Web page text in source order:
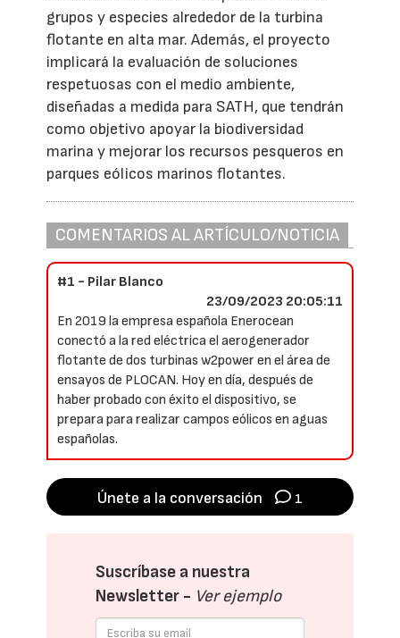
grupos y especies alrededor de la turbina
flotante en alta mar. Además, el proyecto
implicará la evaluación de soluciones
respetuosas con el medio ambiente,
diseñadas a medida para SATH, que tendrán
como objetivo apoyar la biodiversidad
marina y mejorar los recursos pesqueros en
parques eólicos marinos flotantes.
COMENTARIOS AL ARTÍCULO/NOTICIA
#1 - Pilar Blanco
23/09/2023 20:05:11
En 2019 la empresa española Enerocean
conectó a la red eléctrica el aerogenerador
flotante de dos turbinas w2power en el área de
ensayos de PLOCAN. Hoy en día, después de
haber probado con éxito el dispositivo, se
prepara para realizar campos eólicos en aguas
españolas.
Únete a la conversación 1
Suscríbase a nuestra
Newsletter - Ver ejemplo